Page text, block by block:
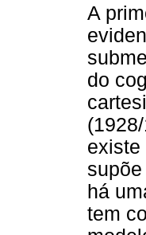
A
do
existe
há
tem